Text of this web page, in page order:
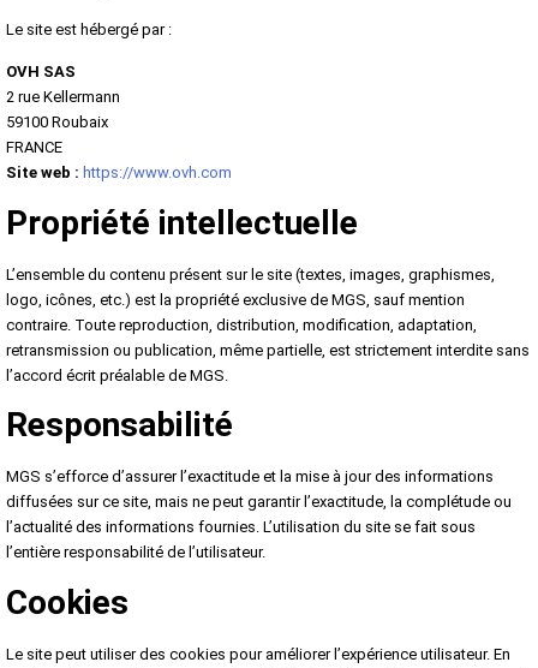
Le site est hébergé par :
OVH SAS
2 rue Kellermann
59100 Roubaix
FRANCE
Site web : https://www.ovh.com
Propriété intellectuelle
L’ensemble du contenu présent sur le site (textes, images, graphismes,
logo, icônes, etc.) est la propriété exclusive de MGS, sauf mention
contraire. Toute reproduction, distribution, modification, adaptation,
retransmission ou publication, même partielle, est strictement interdite sans
l’accord écrit préalable de MGS.
Responsabilité
MGS s’efforce d’assurer l’exactitude et la mise à jour des informations
diffusées sur ce site, mais ne peut garantir l’exactitude, la complétude ou
l’actualité des informations fournies. L’utilisation du site se fait sous
l’entière responsabilité de l’utilisateur.
Cookies
Le site peut utiliser des cookies pour améliorer l’expérience utilisateur. En